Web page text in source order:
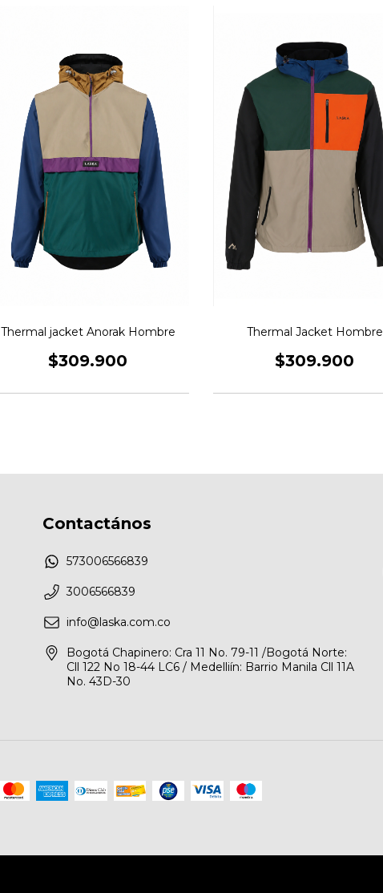
Thermal jacket Anorak Hombre
$309.900
Thermal Jacket Hombre
$309.900
Contactános
573006566839
3006566839
info@laska.com.co
Bogotá Chapinero: Cra 11 No. 79-11 /Bogotá Norte:
Cll 122 No 18-44 LC6 / Medelliín: Barrio Manila Cll 11A
No. 43D-30